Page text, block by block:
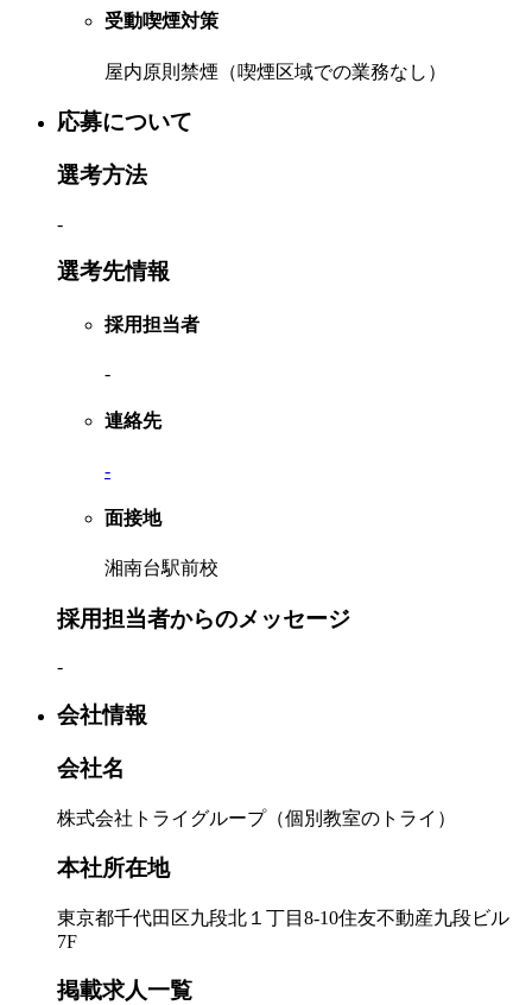
受動喫煙対策
屋内原則禁煙（喫煙区域での業務なし）
応募について
選考方法
-
選考先情報
採用担当者
-
連絡先
-
面接地
湘南台駅前校
採用担当者からのメッセージ
-
会社情報
会社名
株式会社トライグループ（個別教室のトライ）
本社所在地
東京都千代田区九段北１丁目8-10住友不動産九段ビル
7F
掲載求人一覧